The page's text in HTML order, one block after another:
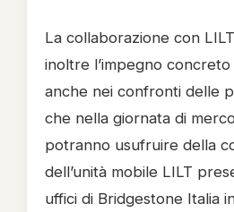
La collaborazione con
inoltre l’impegno
anche nei confronti delle
che nella giornata di
potranno usufruire della
dell’unità mobile LILT
uffici di Bridgestone Italia